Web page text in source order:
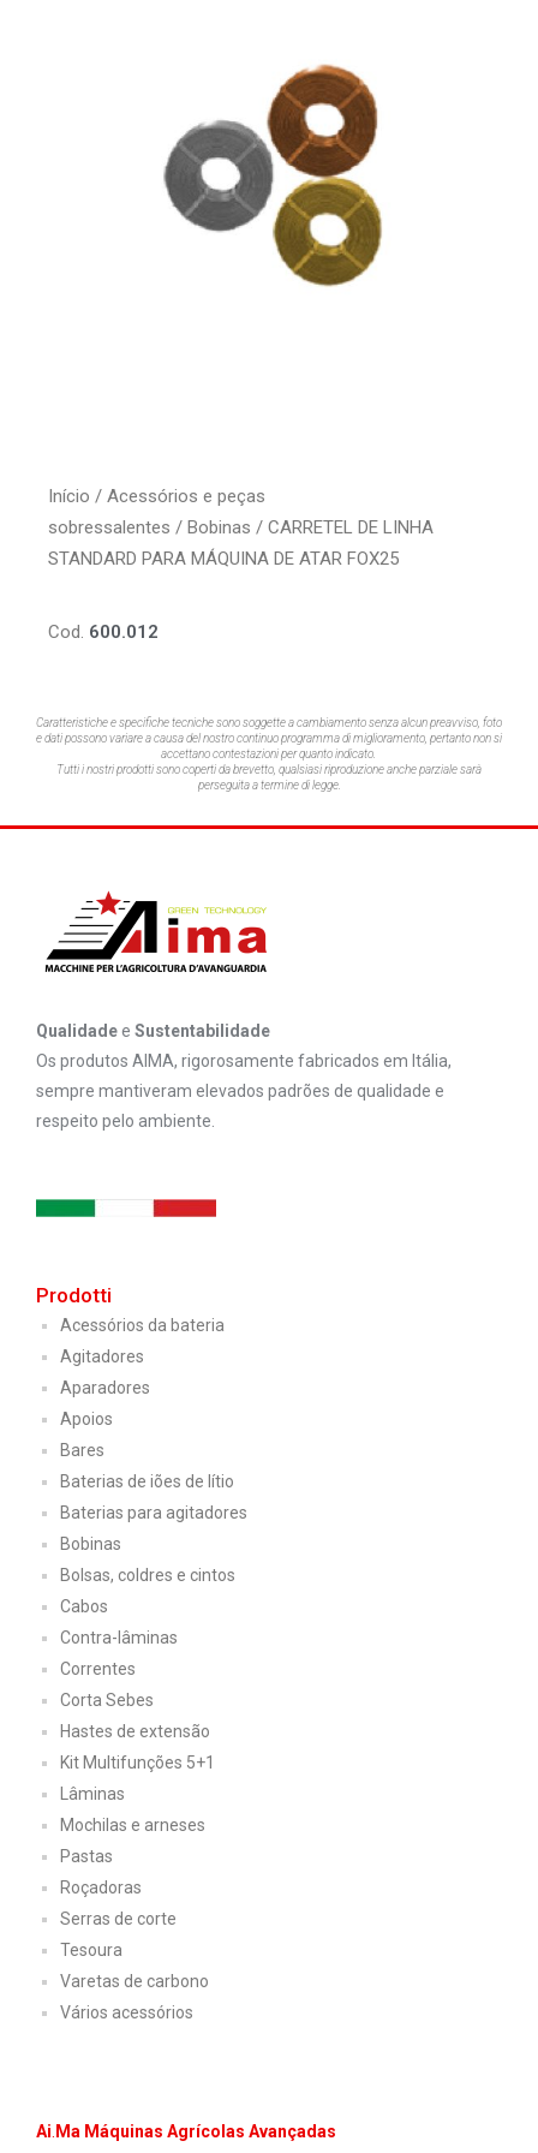
Início / Acessórios e peças
sobressalentes / Bobinas / CARRETEL DE LINHA
STANDARD PARA MÁQUINA DE ATAR FOX25
Cod. 600.012
Caratteristiche e specifiche tecniche sono soggette a cambiamento senza alcun preavviso, foto
e dati possono variare a causa del nostro continuo programma di miglioramento, pertanto non si
accettano contestazioni per quanto indicato.
Tutti i nostri prodotti sono coperti da brevetto, qualsiasi riproduzione anche parziale sarà
perseguita a termine di legge.
Qualidadee Sustentabilidade
Os produtos AIMA, rigorosamente fabricados em Itália,
sempre mantiveram elevados padrões de qualidade e
respeito pelo ambiente.
Prodotti
Acessórios da bateria
Agitadores
Aparadores
Apoios
Bares
Baterias de iões de lítio
Baterias para agitadores
Bobinas
Bolsas, coldres e cintos
Cabos
Contra-lâminas
Correntes
Corta Sebes
Hastes de extensão
Kit Multifunções 5+1
Lâminas
Mochilas e arneses
Pastas
Roçadoras
Serras de corte
Tesoura
Varetas de carbono
Vários acessórios
Ai Ma Máquinas Agrícolas Avançadas